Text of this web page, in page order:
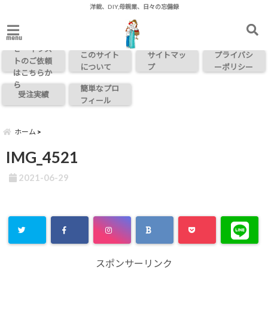
洋裁、DIY,母親業、日々の忘備録
menuお問い合わ
せ・イラス
トのご依頼
はこちらか
ら
このサイト
について
サイトマッ
プ
プライバシ
ーポリシー
受注実績
簡単なプロ
フィール
ホーム
IMG_4521
2021-06-29
スポンサーリンク